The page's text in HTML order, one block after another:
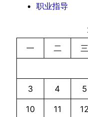
职业指导
一
二 三
3 4 5
10 11 12